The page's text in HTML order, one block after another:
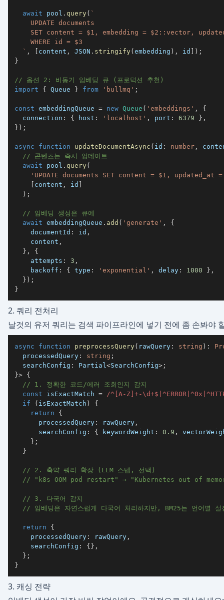
await pool . query( `
` , [ content , JSON . stringify(embedding ) , id ] ) ;
}
// 옵션 2: 비동기 임베딩 큐 (프로덕션 추천)
import
{ Queue } from 'bullmq' ;
const embeddingQueue = new Queue ( 'embeddings' ,
{
  connection
: { host : 'localhost' , port : 6379 } ,
} ) ;
async function updateDocumentAsync ( id : number ,
// 콘텐츠는 즉시 업데이트
await pool . query(
'UPDATE documents SET content = $1, updated_at =
[ content , id ]
) ;
// 임베딩 생성은 큐에
await embeddingQueue . add ( 'generate' ,
{
    documentId
: id ,
    content
,
} ,
{
    attempts
: 3 ,
    backoff
: { type : 'exponential' , delay : 1000 } ,
} ) ;
}
2. 쿼리 전처리
날것의 유저 쿼리는 검색 파이프라인에 넣기 전에 좀 손봐야
async function preprocessQuery( rawQuery : string ) :
  processedQuery
: string ;
  searchConfig
: Partial <SearchConfig> ;
}> {
// 1. 정확한 코드/에러 조회인지 감지
const isExactMatch = /^ [A - Z] +-\d+$ ^ERROR ^0x ^
if
( isExactMatch )
{
return
{
      processedQuery
: rawQuery ,
      searchConfig
: { keywordWeight : 0.9 ,
} ;
}
// 2. 축약 쿼리 확장 (LLM 스텝, 선택)
// "k8s OOM pod restart" → "Kubernetes out of
// 3. 다국어 감지
// 임베딩은 자연스럽게 다국어 처리하지만, BM25는 언어별 설
return
{
    processedQuery
: rawQuery ,
    searchConfig
: {} ,
} ;
}
3. 캐싱 전략